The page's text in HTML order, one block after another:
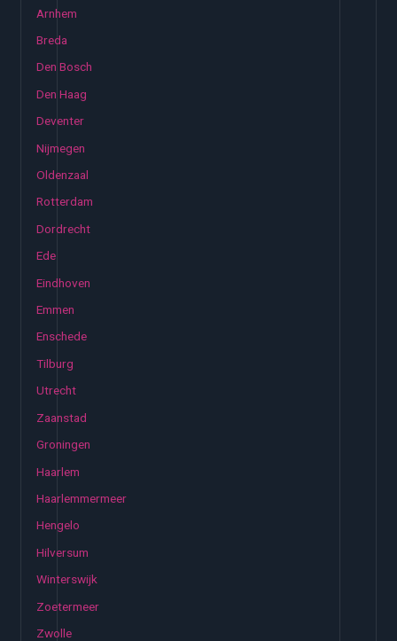
Arnhem
Breda
Den Bosch
Den Haag
Deventer
Nijmegen
Oldenzaal
Rotterdam
Dordrecht
Ede
Eindhoven
Emmen
Enschede
Tilburg
Utrecht
Zaanstad
Groningen
Haarlem
Haarlemmermeer
Hengelo
Hilversum
Winterswijk
Zoetermeer
Zwolle